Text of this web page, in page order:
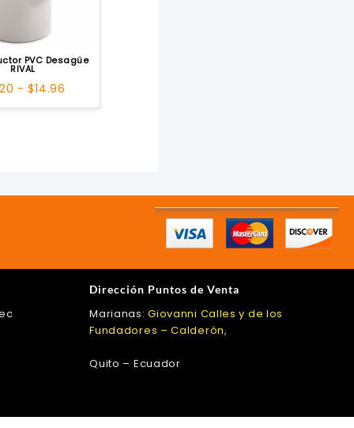
PVC Desagüe
RIVAL
- $14.96
de
Dirección Puntos de Venta
Marianas:Giovanni Calles y de los
Fundadores – Calderón,
Quito – Ecuador